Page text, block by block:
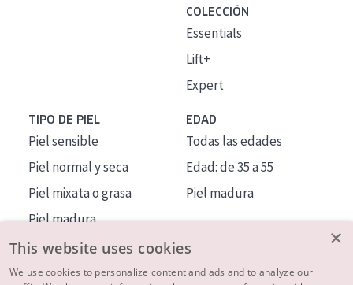
COLECCIÓN
Essentials
Lift+
Expert
TIPO DE PIEL
Piel sensible
Piel normal y seca
Piel mixata o grasa
Piel madura
Piel expuesta al sol
Piel menopáusica
EDAD
Todas las edades
Edad: de 35 a 55
Piel madura
×
This website uses cookies
We use cookies to personalize content and ads and to analyze our